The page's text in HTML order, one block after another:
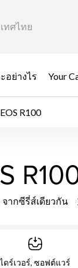
ทศไทย
อย่างไร Your
EOS R100
ากซีรี่ส์เดียวกัน
ไดร์เวอร์, ซอฟต์แวร์